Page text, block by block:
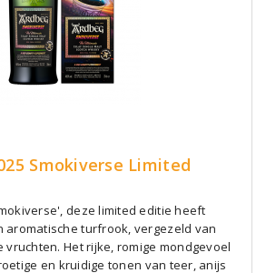
Smokiverse Limited
deze limited editie heeft
aromatische turfrook, vergezeld van
Het rijke, romige mondgevoel
en kruidige tonen van teer, anijs